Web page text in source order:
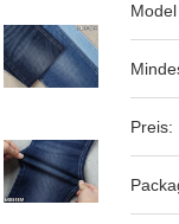
Preis: